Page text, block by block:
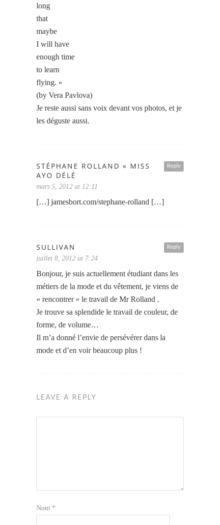
long
that
maybe
I will have
enough time
to learn
flying. »
(by Vera Pavlova)
Je reste aussi sans voix devant vos photos, et je
les déguste aussi.
Reply
STÉPHANE ROLLAND « MISS
AYO DÉLÉ
mars 5, 2012 at 12:11
[…] jamesbort.com/stephane-rolland […]
Reply
SULLIVAN
juillet 8, 2012 at 7:24
Bonjour, je suis actuellement étudiant dans les
métiers de la mode et du vêtement, je viens de
« rencontrer » le travail de Mr Rolland .
Je trouve sa splendide le travail de couleur, de
forme, de volume…
Il m’a donné l’envie de persévérer dans la
mode et d’en voir beaucoup plus !
LEAVE A REPLY
Nom *